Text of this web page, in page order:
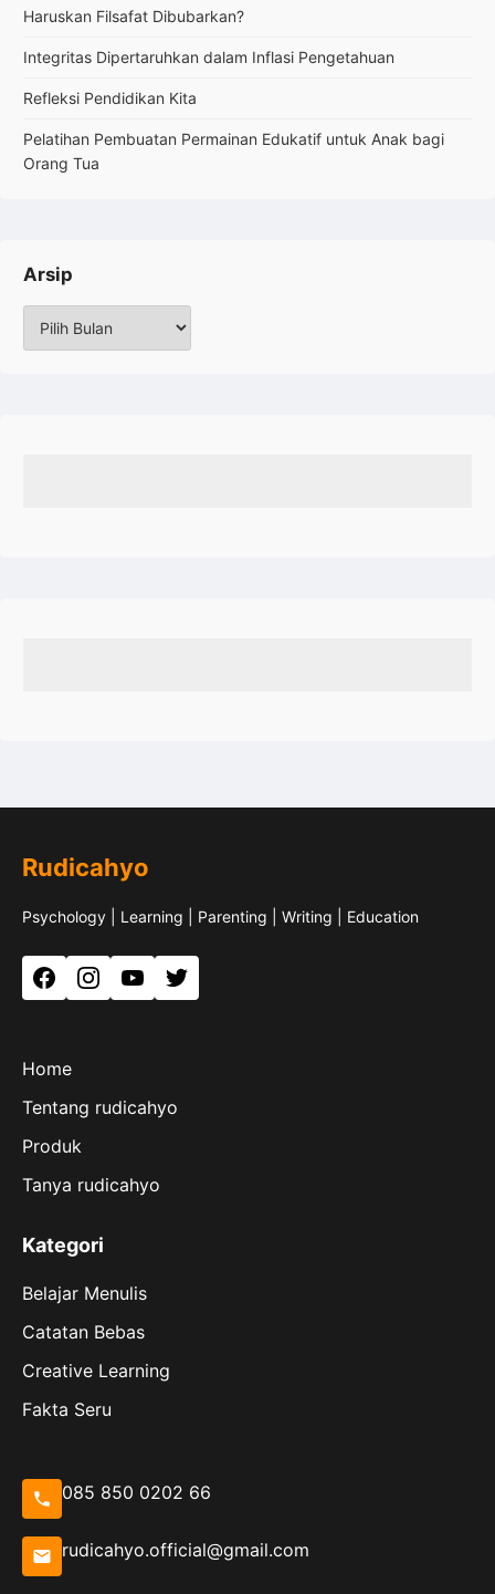
Haruskan Filsafat Dibubarkan?
Integritas Dipertaruhkan dalam Inflasi Pengetahuan
Refleksi Pendidikan Kita
Pelatihan Pembuatan Permainan Edukatif untuk Anak bagi
Orang Tua
Arsip
Rudicahyo
Psychology | Learning | Parenting | Writing | Education
FacebookInstagramYouTubeTwitter
Home
Tentang rudicahyo
Produk
Tanya rudicahyo
Kategori
Belajar Menulis
Catatan Bebas
Creative Learning
Fakta Seru
085 850 0202 66
rudicahyo.official@gmail.com